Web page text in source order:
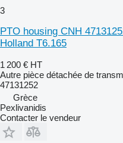
3
PTO housing CNH
Holland T6.165
1 200 € HT
Autre pièce détachée de
47131252
Grèce
Pexlivanidis
Contacter le vendeur